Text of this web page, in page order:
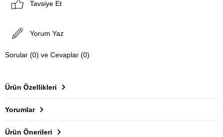
Tavsiye Et
Yorum Yaz
Sorular (0) ve Cevaplar (0)
Ürün Özellikleri
Yorumlar
Ürün Önerileri